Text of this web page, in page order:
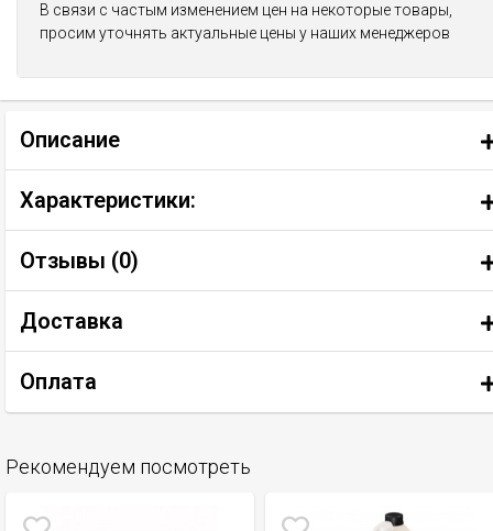
В связи с частым изменением цен на некоторые товары,
просим уточнять актуальные цены у наших менеджеров
Описание
Характеристики:
Отзывы (0)
Доставка
Оплата
Рекомендуем посмотреть